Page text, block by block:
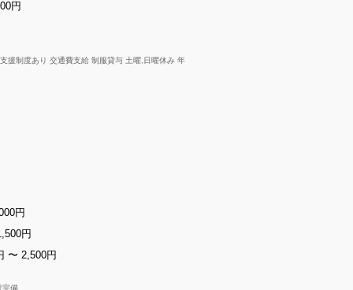
円
援制度あり 交通費支給 制服貸与 土曜,日曜休み 年
円
円
〜 2,500円
完備